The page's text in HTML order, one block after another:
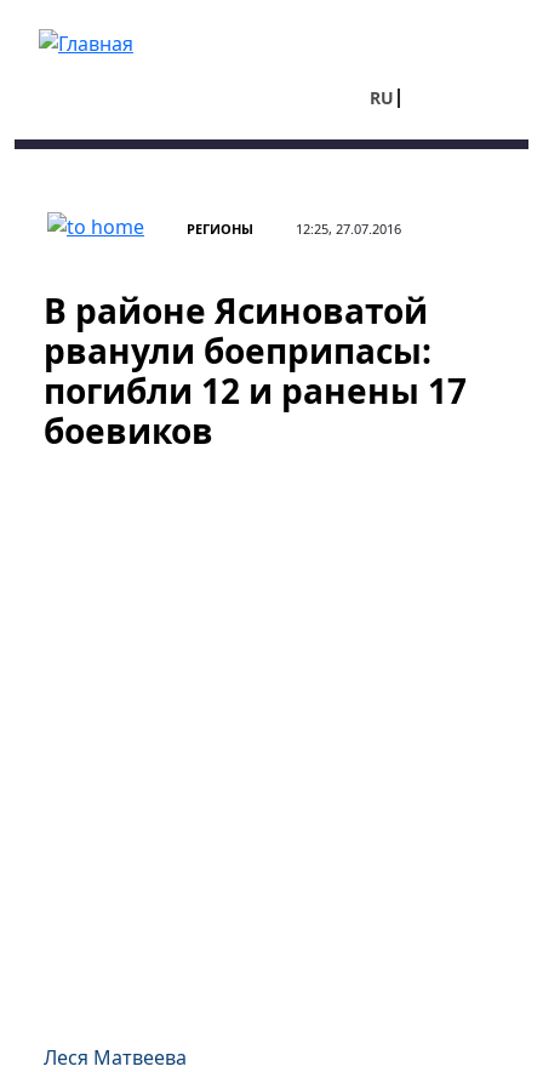
RU
РЕГИОНЫ 12:25, 27.07.2016
В районе Ясиноватой
рванули боеприпасы:
погибли 12 и ранены 17
боевиков
Леся Матвеева